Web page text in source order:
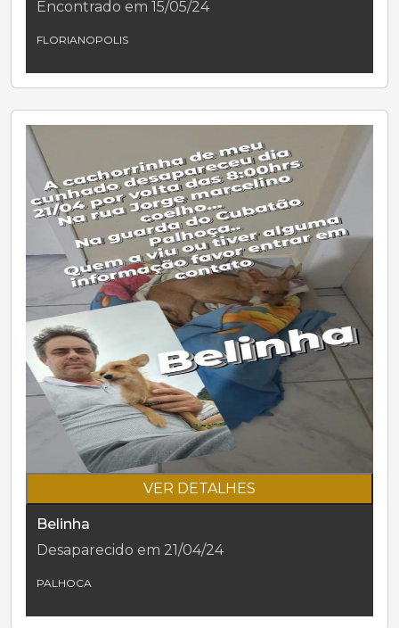
Encontrado em 15/05/24
FLORIANOPOLIS
VER DETALHES
Belinha
Desaparecido em 21/04/24
PALHOCA